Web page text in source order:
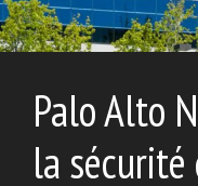
Palo Alto
la